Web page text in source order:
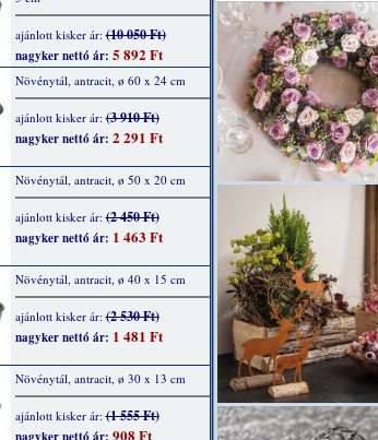
ajánlott kisker ár:(10 050 Ft)
nagyker nettó ár: 5 892 Ft
Növénytál, antracit, ø 60 x 24 cm
ajánlott kisker ár:(3 910 Ft)
nagyker nettó ár: 2 291 Ft
Növénytál, antracit, ø 50 x 20 cm
ajánlott kisker ár:(2 450 Ft)
nagyker nettó ár: 1 463 Ft
Növénytál, antracit, ø 40 x 15 cm
ajánlott kisker ár:(2 530 Ft)
nagyker nettó ár: 1 481 Ft
Növénytál, antracit, ø 30 x 13 cm
ajánlott kisker ár:(1 555 Ft)
908 Ft